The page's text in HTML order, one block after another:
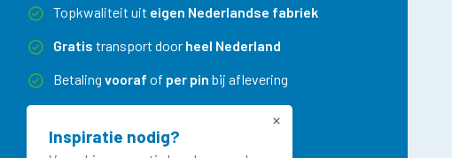
Inspiratie nodig?
Topkwaliteit uit eigen Nederlandse fabriek
Gratis transport door heel Nederland
Betaling vooraf of per pin bij aflevering